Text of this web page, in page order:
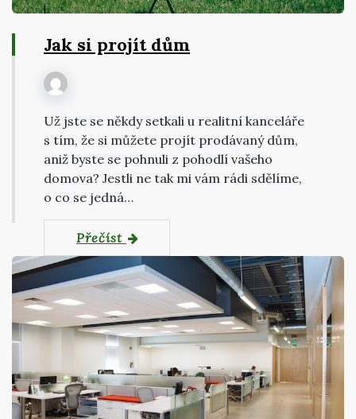
Jak si projít dům
Už jste se někdy setkali u realitní kanceláře
s tím, že si můžete projít prodávaný dům,
aniž byste se pohnuli z pohodlí vašeho
domova? Jestli ne tak mi vám rádi sdělíme,
o co se jedná…
Přečíst